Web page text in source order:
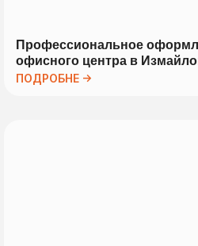
Профессиональное
офисного центра в
ПОДРОБНЕ →